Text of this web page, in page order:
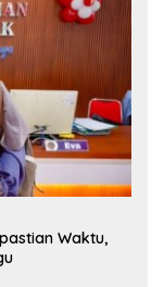
Waktu,